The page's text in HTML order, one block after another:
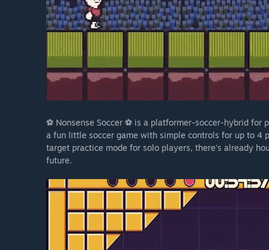
⚽ Nonsense Soccer ⚽ is a platformer-soccer-hybrid
a fun little soccer game with simple controls for up to 4
target practice mode for solo players, there's already
future.